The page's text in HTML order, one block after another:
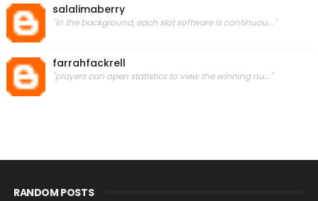
salalimaberry
"in the background, each slot software is continuou..."
farrahfackrell
"players can open statistics to view the winning nu..."
RANDOM POSTS